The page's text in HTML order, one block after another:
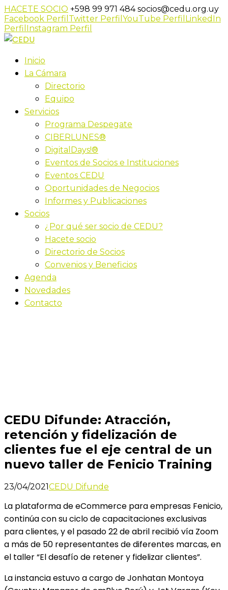
HACETE SOCIO +598 99 971 484socios@cedu.org.uy
Facebook Perfil Twitter Perfil YouTube Perfil LinkedIn
Perfil Instagram Perfil
Inicio
La Cámara
Directorio
Equipo
Servicios
Programa Despegate
CIBERLUNES®
DigitalDays!®
Eventos de Socios e Instituciones
Eventos CEDU
Oportunidades de Negocios
Informes y Publicaciones
Socios
¿Por qué ser socio de CEDU?
Hacete socio
Directorio de Socios
Convenios y Beneficios
Agenda
Novedades
Contacto
CEDU Difunde: Atracción,
retención y fidelización de
clientes fue el eje central de un
nuevo taller de Fenicio Training
23/04/2021CEDU Difunde
La plataforma de eCommerce para empresas Fenicio,
continúa con su ciclo de capacitaciones exclusivas
para clientes, y el pasado 22 de abril recibió vía Zoom
a más de 50 representantes de diferentes marcas, en
el taller “El desafío de retener y fidelizar clientes”.
La instancia estuvo a cargo de Jonhatan Montoya